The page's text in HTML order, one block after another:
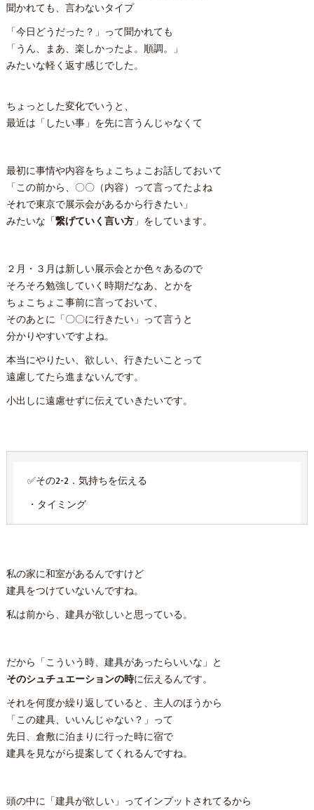
聞かれても、言わないタイプ
「今日どうだった？」って聞かれても
「うん、まあ、楽しかったよ。順調。」
みたいな軽く返す感じでした。
ちょっとした変化でいうと、
最近は「したい事」を先に言うんじゃなくて
最初に事情や内容をちょこちょこお話しておいて
「この前から、〇〇（内容）って言ってたよね
それで東京で展示会があるから行きたい」
みたいな「繋げていく言い方」をしています。
２月・３月は新しい展示会とか色々あるので
そろそろ勉強していく時期だなあ、とかを
ちょこちょこ事前に言っておいて、
そのあとに「〇〇に行きたい」って言うと
分かりやすいですよね。
本当にやりたい、欲しい、行きたいことって
遠慮してたら進まないんです。
小出しに遠慮せずに伝えていきたいです。
✅その2-2．気持ちを伝える
・タイミング
私の家に和室があるんですけど
建具をつけていないんですね。
私は前から、建具が欲しいと思っている。
だから「こういう時、建具があったらいいな」と
そのシュチュエーションの時に伝えるんです。
それを何度か繰り返していると、主人のほうから
「この建具、いいんじゃない？」って
先日、倉敷に泊まりに行った時に宿で
建具を見ながら提案してくれるんですね。
頭の中に「建具が欲しい」ってインプットされてるから